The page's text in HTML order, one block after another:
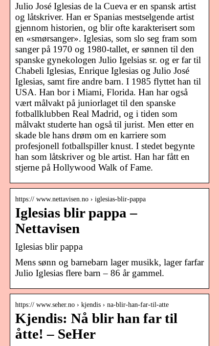
Julio José Iglesias de la Cueva er en spansk artist
og låtskriver. Han er Spanias mestselgende artist
gjennom historien, og blir ofte karakterisert som
en «smørsanger». Iglesias, som slo seg fram som
sanger på 1970 og 1980-tallet, er sønnen til den
spanske gynekologen Julio Igelsias sr. og er far til
Chabeli Iglesias, Enrique Iglesias og Julio José
Iglesias, samt fire andre barn. I 1985 flyttet han til
USA. Han bor i Miami, Florida. Han har også
vært målvakt på juniorlaget til den spanske
fotballklubben Real Madrid, og i tiden som
målvakt studerte han også til jurist. Men etter en
skade ble hans drøm om en karriere som
profesjonell fotballspiller knust. I stedet begynte
han som låtskriver og ble artist. Han har fått en
stjerne på Hollywood Walk of Fame.
https:// www.nettavisen.no › iglesias-blir-pappa
Iglesias blir pappa –
Nettavisen
Iglesias blir pappa
Mens sønn og barnebarn lager musikk, lager farfar
Julio Iglesias flere barn – 86 år gammel.
https:// www.seher.no › kjendis › na-blir-han-far-til-atte
Kjendis: Nå blir han far til
åtte! – SeHer